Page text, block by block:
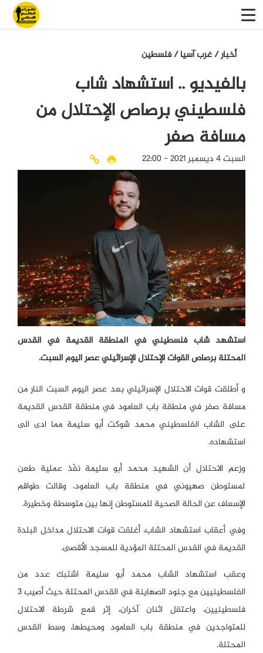
أخبار/غرب آسيا/فلسطين
بالفيديو .. استشهاد شاب
فلسطيني برصاص الإحتلال من
مسافة صفر
السبت 4 ديسمبر 2021 - 22:00
استشهد شاب فلسطيني في المنطقة القديمة في القدس
المحتلة برصاص القوات الإحتلال الإسرائيلي عصر اليوم السبت.
و أطلقت قوات الاحتلال الإسرائيلي بعد عصر اليوم السبت النار من
مسافة صفر في منطقة باب العامود في منطقة القدس القديمة
على الشاب الفلسطيني محمد شوكت أبو سليمة مما ادى الى
استشهاده.
وزعم الاحتلال أن الشهيد محمد أبو سليمة نفّذ عملية طعن
لمستوطن صهيوني في منطقة باب العامود، وقالت طواقم
الإسعاف عن الحالة الصحية للمستوطن إنها بين متوسطة وخطيرة.
وفي أعقاب استشهاد الشاب، أغلقت قوات الاحتلال مداخل البلدة
القديمة في القدس المحتلة المؤدية للمسجد الأقصى.
وعقب استشهاد الشاب محمد أبو سليمة اشتبك عدد من
الفلسطينيين مع جنود الصهاينة في القدس المحتلة حيث أصيب 3
فلسطينيين، واعتقل اثنان آخران، إثر قمع شرطة الاحتلال
للمتواجدين في منطقة باب العامود ومحيطها، وسط القدس
المحتلة.